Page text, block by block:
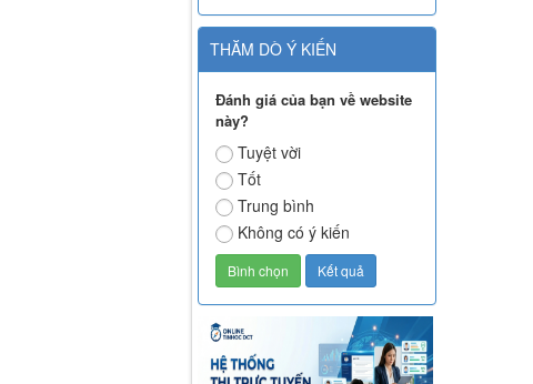
THĂM DÒ Ý KIẾN
Đánh giá của bạn về website
này?
Tuyệt vời
Tốt
Trung bình
Không có ý kiến